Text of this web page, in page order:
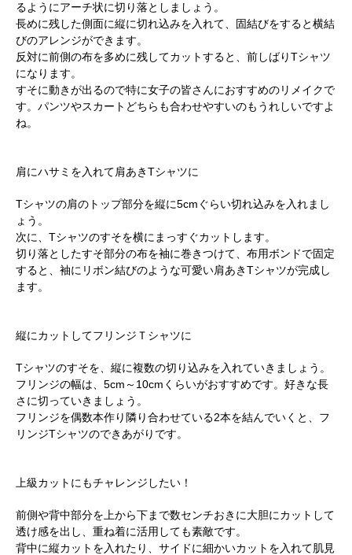
るようにアーチ状に切り落としましょう。
長めに残した側面に縦に切れ込みを入れて、固結びをすると横結
びのアレンジができます。
反対に前側の布を多めに残してカットすると、前しばりTシャツ
になります。
すそに動きが出るので特に女子の皆さんにおすすめのリメイクで
す。パンツやスカートどちらも合わせやすいのもうれしいですよ
ね。
肩にハサミを入れて肩あきTシャツに
Tシャツの肩のトップ部分を縦に5cmぐらい切れ込みを入れまし
ょう。
次に、Tシャツのすそを横にまっすぐカットします。
切り落としたすそ部分の布を袖に巻きつけて、布用ボンドで固定
すると、袖にリボン結びのような可愛い肩あきTシャツが完成し
ます。
縦にカットしてフリンジＴシャツに
Tシャツのすそを、縦に複数の切り込みを入れていきましょう。
フリンジの幅は、5cm～10cmくらいがおすすめです。好きな長
さに切っていきましょう。
フリンジを偶数本作り隣り合わせている2本を結んでいくと、フ
リンジTシャツのできあがりです。
上級カットにもチャレンジしたい！
前側や背中部分を上から下まで数センチおきに大胆にカットして
透け感を出し、重ね着に活用しても素敵です。
背中に縦カットを入れたり、サイドに細かいカットを入れて肌見